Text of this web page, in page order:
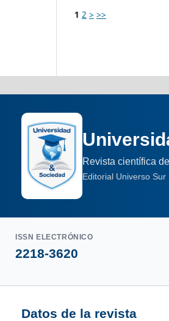
1 2 > >>
Revista científica
Editorial Universo Sur
ISSN ELECTRÓNICO
2218-3620
Datos de la revista